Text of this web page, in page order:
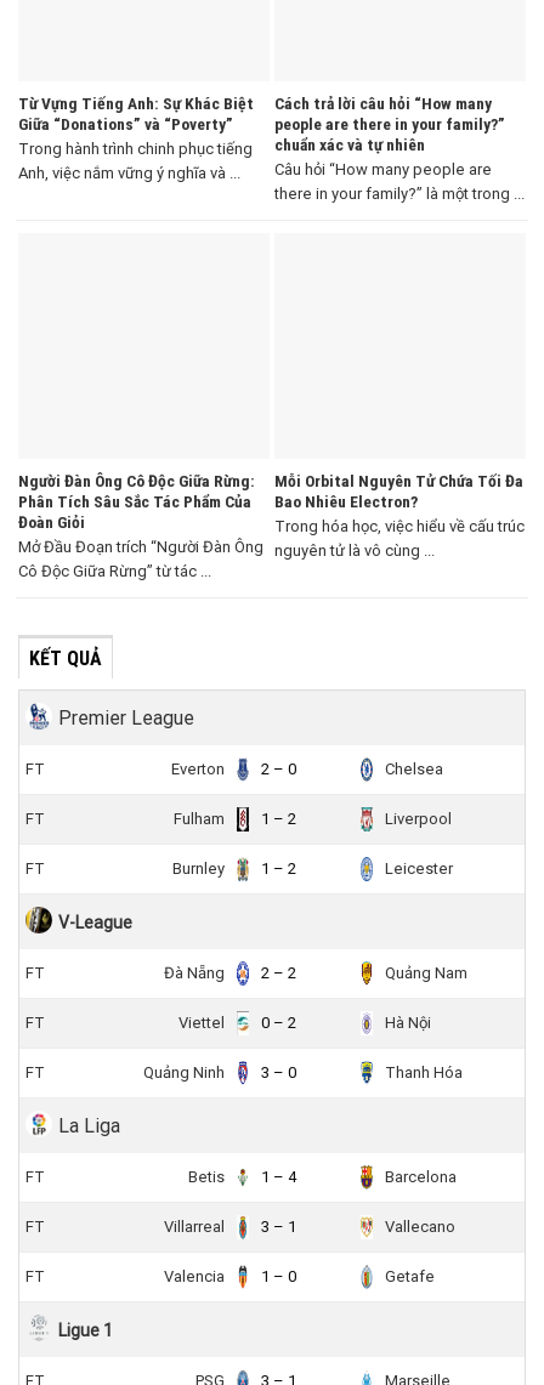
Từ Vựng Tiếng Anh: Sự Khác Biệt
Giữa “Donations” và “Poverty”
Trong hành trình chinh phục tiếng
Anh, việc nắm vững ý nghĩa và ...
Cách trả lời câu hỏi “How many
people are there in your family?”
chuẩn xác và tự nhiên
Câu hỏi “How many people are
there in your family?” là một trong ...
Người Đàn Ông Cô Độc Giữa Rừng:
Phân Tích Sâu Sắc Tác Phẩm Của
Đoàn Giỏi
Mở Đầu Đoạn trích “Người Đàn Ông
Cô Độc Giữa Rừng” từ tác ...
Mỗi Orbital Nguyên Tử Chứa Tối Đa
Bao Nhiêu Electron?
Trong hóa học, việc hiểu về cấu trúc
nguyên tử là vô cùng ...
KẾT QUẢ
Premier League
FT Everton 2 – 0 Chelsea
FT Fulham 1 – 2 Liverpool
FT Burnley 1 – 2 Leicester
V-League
FT Đà Nẵng 2 – 2 Quảng Nam
FT Viettel 0 – 2 Hà Nội
FT Quảng Ninh 3 – 0 Thanh Hóa
La Liga
FT Betis 1 – 4 Barcelona
FT Villarreal 3 – 1 Vallecano
FT Valencia 1 – 0 Getafe
Ligue 1
FT PSG 3 – 1 Marseille